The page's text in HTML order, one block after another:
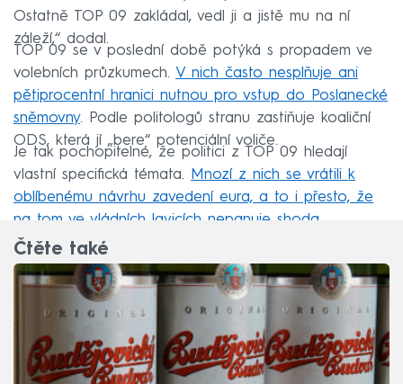
Ostatně TOP 09 zakládal, vedl ji a jistě mu na ní
záleží,“ dodal.
TOP 09 se v poslední době potýká s propadem ve
volebních průzkumech. V nich často nesplňuje ani
pětiprocentní hranici nutnou pro vstup do Poslanecké
sněmovny. Podle politologů stranu zastiňuje koaliční
ODS, která jí „bere“ potenciální voliče.
Je tak pochopitelné, že politici z TOP 09 hledají
vlastní specifická témata. Mnozí z nich se vrátili k
oblíbenému návrhu zavedení eura, a to i přesto, že
na tom ve vládních lavicích nepanuje shoda
Čtěte také